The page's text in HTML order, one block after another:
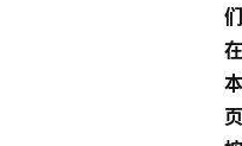
们
在
本
页